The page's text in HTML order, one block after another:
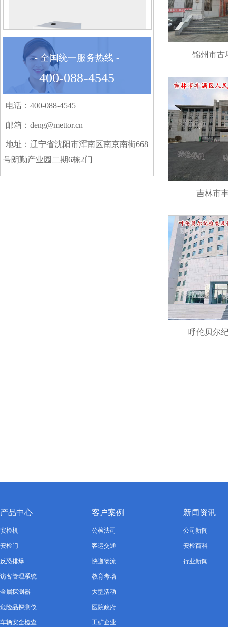
- 全国统一服务热线 -
400-088-4545
电话：400-088-4545
邮箱：deng@mettor.cn
地址：辽宁省沈阳市浑南区南京南街668
号朗勤产业园二期6栋2门
锦州市古
吉林市
呼伦贝尔
产品中心
安检机
安检门
反恐排爆
访客管理系统
金属探测器
危险品探测仪
车辆安全检查
客户案例
公检法司
客运交通
快递物流
教育考场
大型活动
医院政府
工矿企业
新闻资讯
公司新闻
安检百科
行业新闻